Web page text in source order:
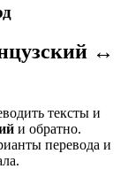
↔
тексты и
и обратно.
перевода и